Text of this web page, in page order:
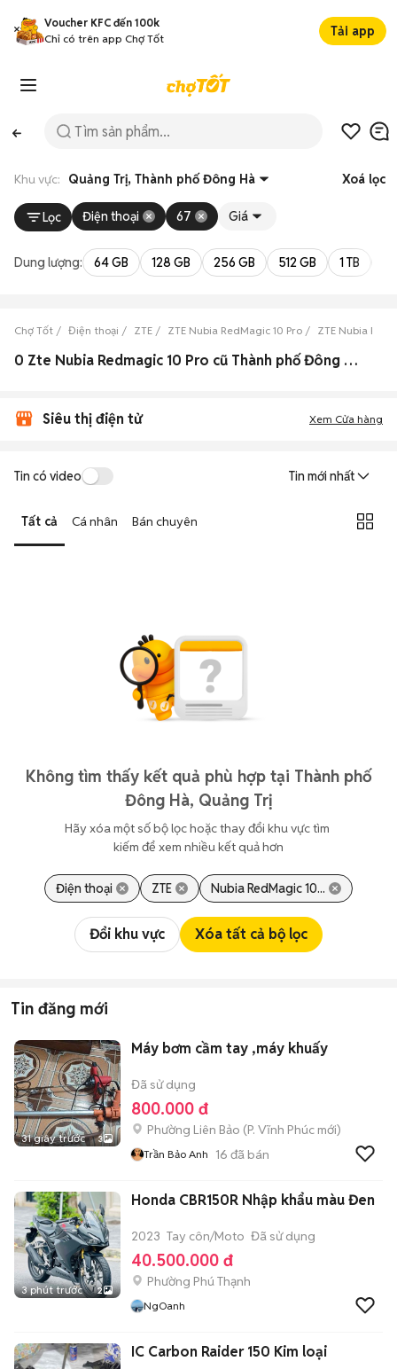
Voucher KFC đến 100k
Chỉ có trên app Chợ Tốt
Tải app
Khu vực: Quảng Trị, Thành phố Đông Hà Xoá lọc
Lọc Điện thoại 67 Giá
Dung lượng: 64 GB 128 GB 256 GB 512 GB 1 TB
Chợ Tốt Điện thoại ZTE ZTE Nubia RedMagic 10 Pro ZTE Nubia
0 Zte Nubia Redmagic 10 Pro cũ Thành phố Đông Hà, Quảng Trị đẹp
Siêu thị điện tử Xem Cửa hàng
Tin có video Tin mới nhất
Tất cả Cá nhân Bán chuyên
Không tìm thấy kết quả phù hợp tại Thành phố
Đông Hà, Quảng Trị
Hãy xóa một số bộ lọc hoặc thay đổi khu vực tìm
kiếm để xem nhiều kết quả hơn
Điện thoại ZTE Nubia RedMagic 10...
Đổi khu vực Xóa tất cả bộ lọc
Tin đăng mới
31 giây trước 3
Máy bơm cầm tay ,máy khuấy
Đã sử dụng
800.000 đ
Phường Liên Bảo (P. Vĩnh Phúc mới)
Trần Bảo Anh 16 đã bán
3 phút trước 2
Honda CBR150R Nhập khẩu màu Đen
2023 Tay côn/Moto Đã sử dụng
40.500.000 đ
Phường Phú Thạnh
NgOanh
IC Carbon Raider 150 Kim loại